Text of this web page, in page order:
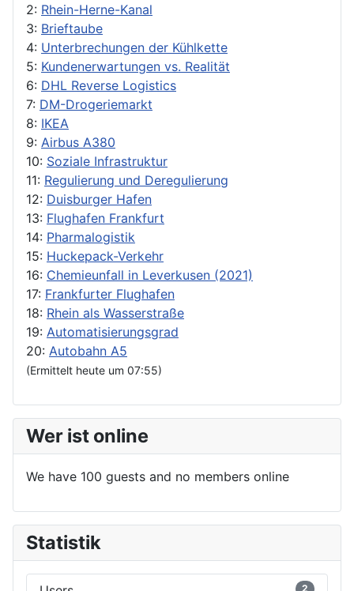
2: Rhein-Herne-Kanal
3: Brieftaube
4: Unterbrechungen der Kühlkette
5: Kundenerwartungen vs. Realität
6: DHL Reverse Logistics
7: DM-Drogeriemarkt
8: IKEA
9: Airbus A380
10: Soziale Infrastruktur
11: Regulierung und Deregulierung
12: Duisburger Hafen
13: Flughafen Frankfurt
14: Pharmalogistik
15: Huckepack-Verkehr
16: Chemieunfall in Leverkusen (2021)
17: Frankfurter Flughafen
18: Rhein als Wasserstraße
19: Automatisierungsgrad
20: Autobahn A5
(Ermittelt heute um 07:55)
Wer ist online
We have 100 guests and no members online
Statistik
2